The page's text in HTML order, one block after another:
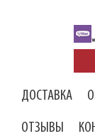
ДОСТАВКА
ОТЗЫВЫ